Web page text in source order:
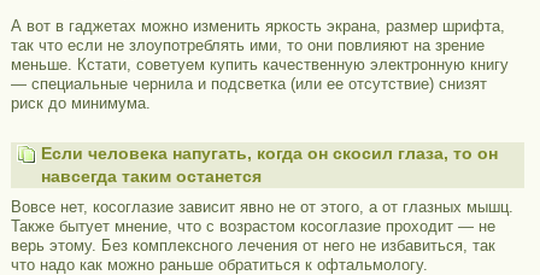
А вот в гаджетах можно изменить яркость экрана, размер шрифта,
так что если не злоупотреблять ими, то они повлияют на зрение
меньше. Кстати, советуем купить качественную электронную книгу
— специальные чернила и подсветка (или ее отсутствие) снизят
риск до минимума.
Если человека напугать, когда он скосил глаза, то он
навсегда таким останется
Вовсе нет, косоглазие зависит явно не от этого, а от глазных мышц.
Также бытует мнение, что с возрастом косоглазие проходит — не
верь этому. Без комплексного лечения от него не избавиться, так
что надо как можно раньше обратиться к офтальмологу.